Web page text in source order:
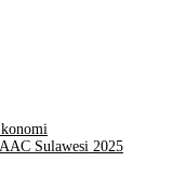
Sulawesi 2025